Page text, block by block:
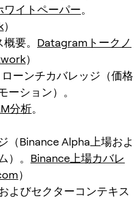
イトペーパー。
）
要。 Datagramトークノ
）
ーンチカバレッジ（価格
ーション）。
分析。
（Binance Alpha上場およ
）。 Binance上場カバレ
）
よびセクターコンテキス